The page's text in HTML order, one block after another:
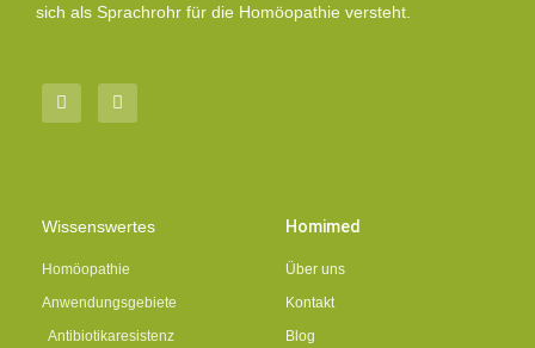
sich als Sprachrohr für die Homöopathie versteht.
Wissenswertes
Homöopathie
Anwendungsgebiete
Antibiotikaresistenz
Homimed
Über uns
Kontakt
Blog